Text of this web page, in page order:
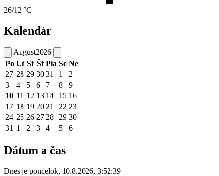
26/12 °C
Kalendár
August2026
Po Ut St Št Pia So Ne
27 28 29 30 31 1
2
3
4 5 6 7 8
9
10 11 12 13 14 15 16
17 18 19 20 21 22 23
24 25 26 27 28 29 30
31 1 2 3 4 5 6
Dátum a čas
Dnes je pondelok, 10.8.2026, 3:52:39